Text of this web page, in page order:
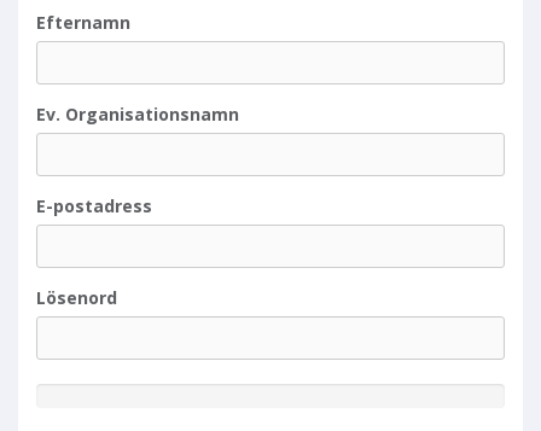
Efternamn
Ev. Organisationsnamn
E-postadress
Lösenord